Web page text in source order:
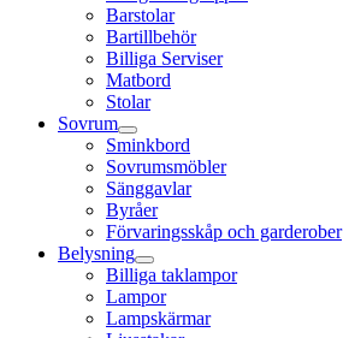
Barstolar
Bartillbehör
Billiga Serviser
Matbord
Stolar
Sovrum
Sminkbord
Sovrumsmöbler
Sänggavlar
Byråer
Förvaringsskåp och garderober
Belysning
Billiga taklampor
Lampor
Lampskärmar